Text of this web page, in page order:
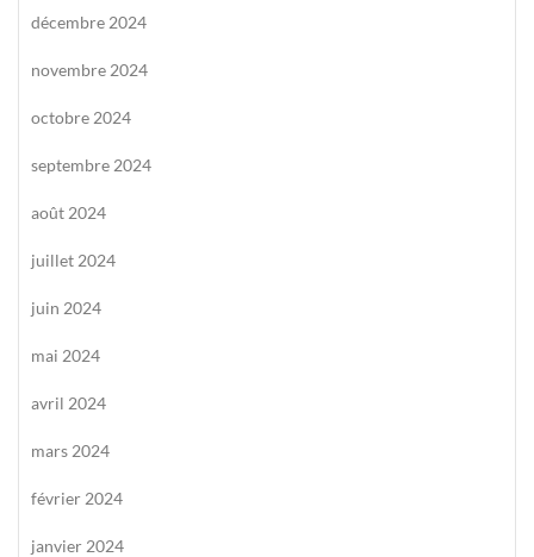
décembre 2024
novembre 2024
octobre 2024
septembre 2024
août 2024
juillet 2024
juin 2024
mai 2024
avril 2024
mars 2024
février 2024
janvier 2024